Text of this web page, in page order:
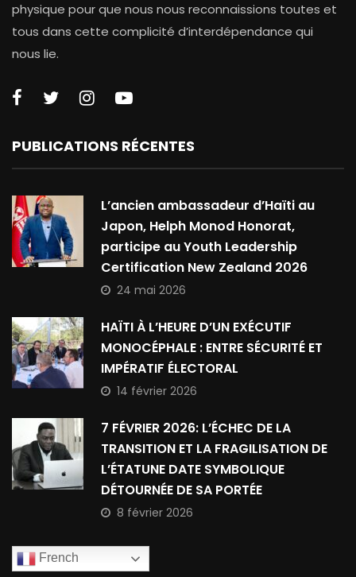
physique pour que nous nous reconnaissions toutes et
tous dans cette complicité d’interdépendance qui
nous lie.
PUBLICATIONS RÉCENTES
L’ancien ambassadeur d’Haïti au
Japon, Helph Monod Honorat,
participe au Youth Leadership
Certification New Zealand 2026
24 mai 2026
HAÏTI À L’HEURE D’UN EXÉCUTIF
MONOCÉPHALE : ENTRE SÉCURITÉ ET
IMPÉRATIF ÉLECTORAL
14 février 2026
7 FÉVRIER 2026: L’ÉCHEC DE LA
TRANSITION ET LA FRAGILISATION DE
L’ÉTATUNE DATE SYMBOLIQUE
DÉTOURNÉE DE SA PORTÉE
8 février 2026
French